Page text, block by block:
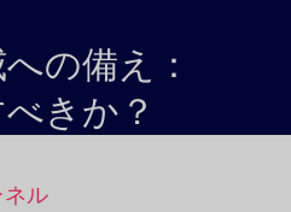
の備え：
きか？
ル